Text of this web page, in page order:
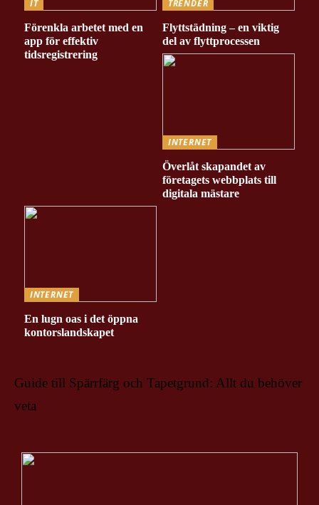
IT
Förenkla arbetet med en
app för effektiv
tidsregistrering
TRENDER
Flyttstädning – en viktig
del av flyttprocessen
INTERNET
Överlåt skapandet av
företagets webbplats till
digitala mästare
INTERNET
En lugn oas i det öppna
kontorslandskapet
Guide till Spärrfärg och Tapetgrund: Allt du behöver
veta